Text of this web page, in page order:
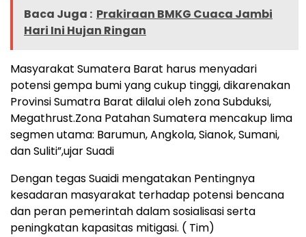
Baca Juga : Prakiraan BMKG Cuaca Jambi
Hari Ini Hujan Ringan
Masyarakat Sumatera Barat harus menyadari
potensi gempa bumi yang cukup tinggi, dikarenakan
Provinsi Sumatra Barat dilalui oleh zona Subduksi,
Megathrust.Zona Patahan Sumatera mencakup lima
segmen utama: Barumun, Angkola, Sianok, Sumani,
dan Suliti”,ujar Suadi
Dengan tegas Suaidi mengatakan Pentingnya
kesadaran masyarakat terhadap potensi bencana
dan peran pemerintah dalam sosialisasi serta
peningkatan kapasitas mitigasi. ( Tim)